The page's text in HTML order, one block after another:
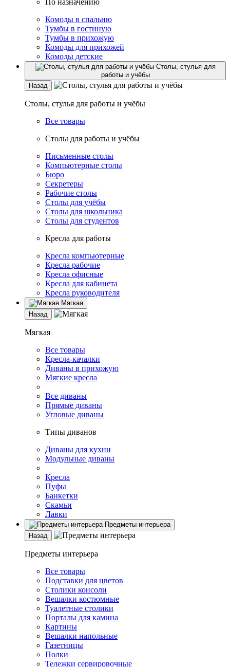
По назначению
Комоды в спальню
Тумбы в гостиную
Тумбы в прихожую
Комоды для прихожей
Комоды детские
Столы, стулья для
работы и учёбы
Назад
Столы, стулья для работы и учёбы
Все товары
Столы для работы и учёбы
Письменные столы
Компьютерные столы
Бюро
Секретеры
Рабочие столы
Столы для учёбы
Столы для школьника
Столы для студентов
Кресла для работы
Кресла компьютерные
Кресла рабочие
Кресла офисные
Кресла для кабинета
Кресла руководителя
Мягкая
Назад
Мягкая
Все товары
Кресла-качалки
Диваны в прихожую
Мягкие кресла
Все диваны
Прямые диваны
Угловые диваны
Типы диванов
Диваны для кухни
Модульные диваны
Кресла
Пуфы
Банкетки
Скамьи
Лавки
Предметы интерьера
Назад
Предметы интерьера
Все товары
Подставки для цветов
Столики консоли
Вешалки костюмные
Туалетные столики
Порталы для камина
Картины
Вешалки напольные
Газетницы
Полки
Тележки сервировочные